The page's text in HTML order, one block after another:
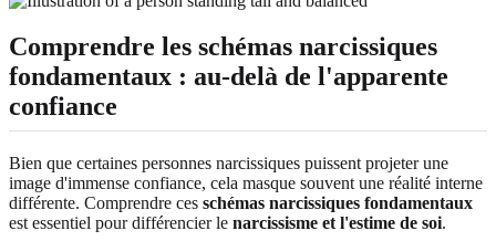
Comprendre les schémas narcissiques
fondamentaux : au-delà de l'apparente
confiance
Bien que certaines personnes narcissiques puissent projeter une
image d'immense confiance, cela masque souvent une réalité interne
différente. Comprendre ces schémas narcissiques fondamentaux
est essentiel pour différencier le narcissisme et l'estime de soi.